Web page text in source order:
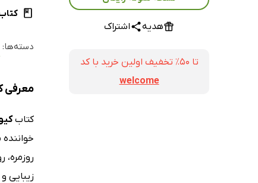
هدیه اشتراک
تا ۵۰٪ تخفیف اولین خرید با کد
welcome
دسته‌ها:
معرفی
کتاب
زیبایی